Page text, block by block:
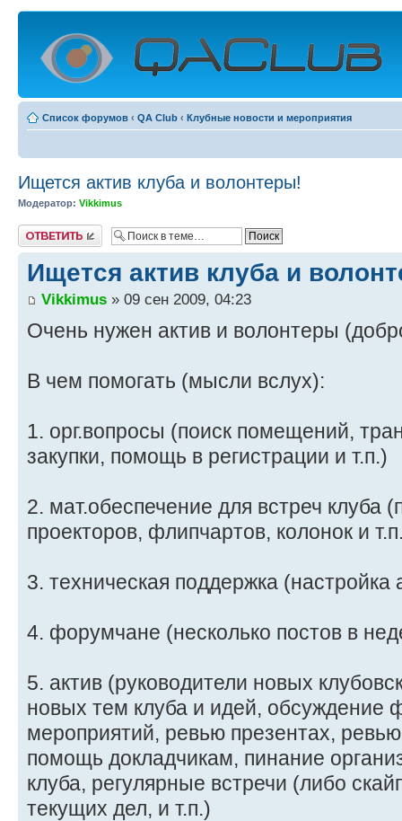
Список форумов ‹ QA Club ‹ Клубные новости и мероприятия
Ищется актив клуба и волонтеры!
Модератор: Vikkimus
Ответить
Ищется актив клуба и
Vikkimus » 09 сен 2009, 04:23
Очень нужен актив и волонтеры
В чем помогать (мысли вслух):
1. орг.вопросы (поиск помещений,
закупки, помощь в регистрации и т.п.)
2. мат.обеспечение для встреч клуба
проекторов, флипчартов, колонок и
3. техническая поддержка (настройка
4. форумчане (несколько постов в
5. актив (руководители новых
новых тем клуба и идей, обсуждение
мероприятий, ревью презентах,
помощь докладчикам, пинание
клуба, регулярные встречи (либо
текущих дел, и т.п.)